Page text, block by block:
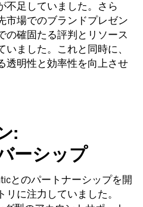
不足していました。さら
市場でのブランドプレゼン
の確固たる評判とリソース
ました。これと同時に、
透明性と効率性を向上させ
:
ーシップ
とのパートナーシップを開
に注力していました。